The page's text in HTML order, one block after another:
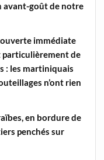
avant-goût de notre
immédiate
particulièrement de
: les martiniquais
n’ont rien
en bordure de
penchés sur